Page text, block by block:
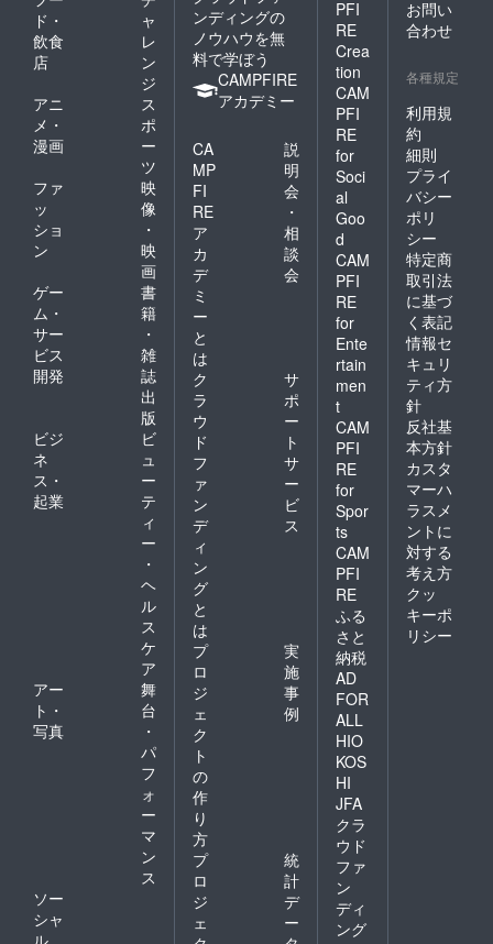
ド・
飲食
店
ャ
レ
ン
ジ
アニ
メ・
漫画
ス
ポ
ー
ツ
ファ
ッ
ショ
ン
映
像
・
映
画
ゲー
ム・
サー
ビス
開発
書
籍
・
雑
誌
出
版
ビジ
ネ
ス・
起業
ビ
ュ
ー
テ
ィ
ー
・
ヘ
ル
ス
ケ
ア
アー
ト・
写真
舞
台
・
パ
フ
ォ
ー
マ
ン
ス
ソー
シャ
ンディングの
ノウハウを無
料で学ぼう
CAMPFIRE
アカデミー
CA
MP
FI
RE
ア
カ
デ
ミ
ー
と
は
説
明
会
・
相
談
会
ク
ラ
ウ
ド
フ
ァ
ン
デ
ィ
ン
グ
と
は
サ
ポ
ー
ト
サ
ー
ビ
ス
プ
ロ
ジ
ェ
ク
ト
の
作
り
方
実
施
事
例
プ
ロ
ジ
ェ
統
計
デ
ー
PFI
RE
Crea
tion
CAM
PFI
RE
for
Soci
al
Goo
d
CAM
PFI
RE
for
Ente
rtain
men
t
CAM
PFI
RE
for
Spor
ts
CAM
PFI
RE
ふる
さと
納税
AD
FOR
ALL
HIO
KOS
HI
JFA
クラ
ウド
ファ
ン
ディ
ング
お問い
合わせ
各種規定
利用規
約
細則
プライ
バシー
ポリ
シー
特定商
取引法
に基づ
く表記
情報セ
キュリ
ティ方
針
反社基
本方針
カスタ
マーハ
ラスメ
ントに
対する
考え方
クッ
キーポ
リシー